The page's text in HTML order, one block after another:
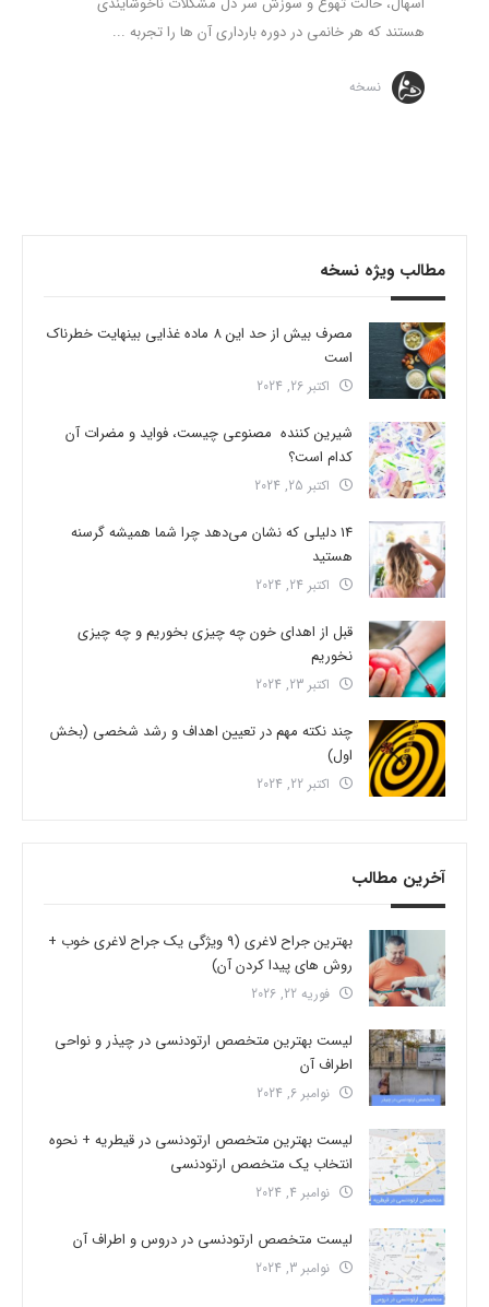
هستند که هر خانمی در دوره بارداری آن ها را تجربه ...
نسخه
مطالب ویژه نسخه
مصرف بیش از حد این 8 ماده غذایی بینهایت خطرناک
است
اکتبر 26, 2024
شیرین کننده مصنوعی چیست، فواید و مضرات آن
کدام است؟
اکتبر 25, 2024
14 دلیلی که نشان می‌دهد چرا شما همیشه گرسنه
هستید
اکتبر 24, 2024
قبل از اهدای خون چه چیزی بخوریم و چه چیزی
نخوریم
اکتبر 23, 2024
چند نکته مهم در تعیین اهداف و رشد شخصی (بخش
اول)
اکتبر 22, 2024
آخرین مطالب
بهترین جراح لاغری (9 ویژگی یک جراح لاغری خوب +
روش های پیدا کردن آن)
فوریه 22, 2026
لیست بهترین متخصص ارتودنسی در چیذر و نواحی
اطراف آن
نوامبر 6, 2024
لیست بهترین متخصص ارتودنسی در قیطریه + نحوه
انتخاب یک متخصص ارتودنسی
نوامبر 4, 2024
لیست متخصص ارتودنسی در دروس و اطراف آن
نوامبر 3, 2024